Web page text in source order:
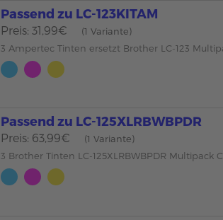
Passend zu LC-123KITAM
Preis: 31,99€
(1 Variante)
3 Ampertec Tinten ersetzt Brother LC-123
Passend zu LC-125XLRBWBPDR
Preis: 63,99€
(1 Variante)
3 Brother Tinten LC-125XLRBWBPDR Multipack